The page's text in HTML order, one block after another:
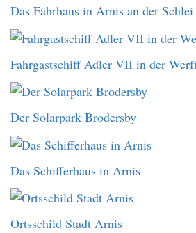
Das Fährhaus in Arnis an der Schlei
Fahrgastschiff Adler VII in der
Der Solarpark Brodersby
Das Schifferhaus in Arnis
Ortsschild Stadt Arnis